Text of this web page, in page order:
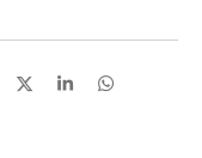
D
S
D